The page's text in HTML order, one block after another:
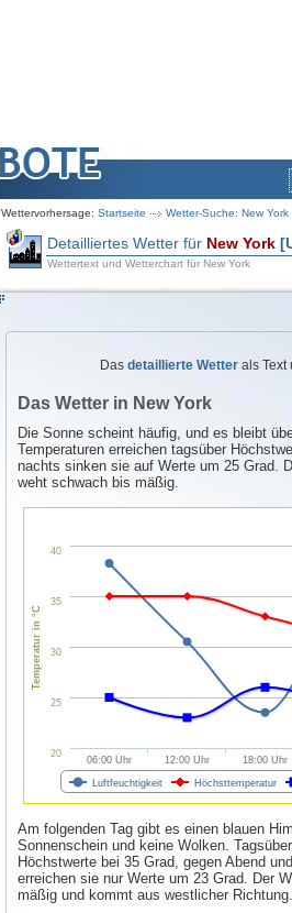
Wettervorhersage: Startseite Wetter-Suche: New York
Detailliertes Wetter für New York
Wettertext und Wetterchart für New York
Das detaillierte Wetter als Text
Das Wetter in New York
Die Sonne scheint häufig, und es bleibt
Temperaturen erreichen tagsüber
nachts sinken sie auf Werte um 25 Grad.
weht schwach bis mäßig.
Temperatur in °C
Luftfeuchtigkeit Höchsttemperatur
06:00 Uhr 12:00 Uhr 18:00 Uhr
20
25
30
35
40
Am folgenden Tag gibt es einen blauen
Sonnenschein und keine Wolken.
Höchstwerte bei 35 Grad, gegen Abend
erreichen sie nur Werte um 23 Grad. Der
mäßig und kommt aus westlicher Richtung.